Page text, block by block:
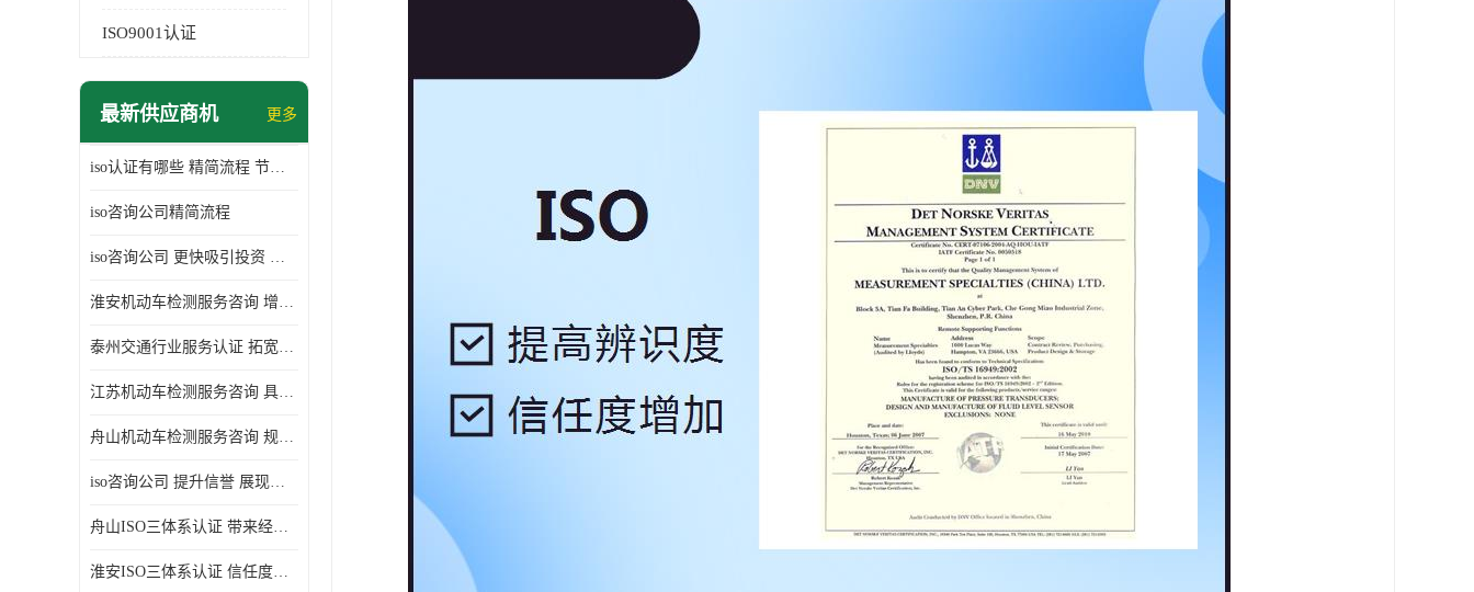
ISO9001认证
最新供应商机 更多
iso认证有哪些 精简流程 节省企业运营成本
iso咨询公司精简流程
iso咨询公司 更快吸引投资 节省企业运营成本
淮安机动车检测服务咨询 增加竞争力 可获得更多业务机会
泰州交通行业服务认证 拓宽可业务范围 提高客户对企业满意度
江苏机动车检测服务咨询 具有社会效益 是企业综合实力的体现
舟山机动车检测服务咨询 规范管理技术 具备市场竞争能力
iso咨询公司 提升信誉 展现企业文化
舟山ISO三体系认证 带来经济效益 带来可以信赖的良好印象
淮安ISO三体系认证 信任度增加 具备市场竞争能力